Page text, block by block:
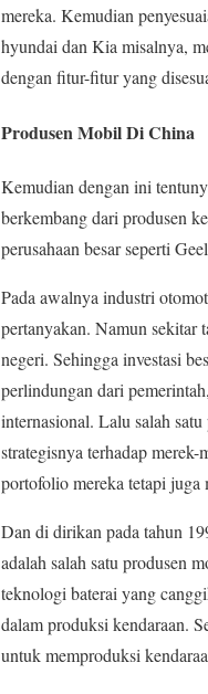
mereka. Kemudian
hyundai dan Kia misalnya,
dengan fitur-fitur yang
Produsen Mobil Di China
Kemudian dengan ini
berkembang dari produsen
perusahaan besar seperti
Pada awalnya industri
pertanyakan. Namun sekitar
negeri. Sehingga investasi
perlindungan dari
internasional. Lalu salah
strategisnya terhadap
portofolio mereka tetapi
Dan di dirikan pada tahun
adalah salah satu produsen
teknologi baterai yang
dalam produksi kendaraan.
untuk memproduksi